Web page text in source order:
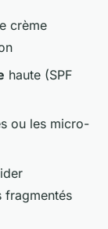
crème
haute (SPF
ou les micro-
fragmentés